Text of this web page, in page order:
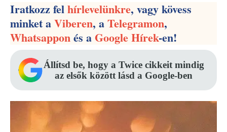
Iratkozz felhírlevelünkre, vagy kövess
minket aViberen, aTelegramon,
Whatsapponés aGoogle Hírek-en!
Állítsd be, hogy a Twice cikkeit mindig
az elsők között lásd a Google-ben